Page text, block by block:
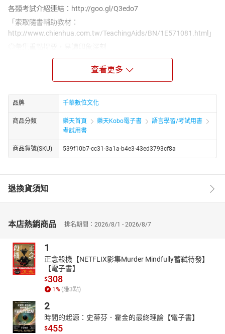
各類考試介紹連結：http://goo.gl/Q3edo7
「索取隨書輔助教材：
http://www.chienhua.com.tw/TeachingAids/BN/1E571081.html」
本書編者結合各家名師之菁華，融合整理後將其分章分類各章前有
重點提示，分析章節內容，讀者一看便知何處必須熟讀。其後則為
必讀重點整理與速讀，公共政策範圍廣闊，可快速抓住必考重重
點，節省大量時間。
◎精選擬答範例，掌握答題要訣
各章重點精論之後，混合測驗式及申論式題型，使讀者能在讀畢一
章節便實戰演練一番，達到事半功倍之效，並驗收研讀成果，而申
論題部分附上編者之擬答，使讀者了解作答方式及重點摘要，不至
於臨到考場而慌亂手腳。
考題趨勢，配合本書按部就班，必能做好有效率的準備工作，從容
應考，獲取高分。
查看更多
品牌 千華數位文化
商品分類 樂天首頁 樂天Kobo電子書
語言學習/考試用書
考試用書
商品貨號(SKU) 539f10b7-cc31-3a1a-b4e3-43ed3793cf8a
退換貨須知
本店熱銷商品 排名期間：2026/8/1 - 2026/8/7
1
正念殺機【NETFLIX影集Murder Mindfully蓄弒待發】
【電子書】
$308
1 % (賺3點)
2
時間的起源：史蒂芬．霍金的最終理論【電子書】
$455